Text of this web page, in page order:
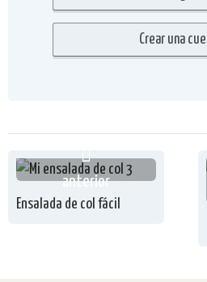
anterior
Ensalada de col fácil